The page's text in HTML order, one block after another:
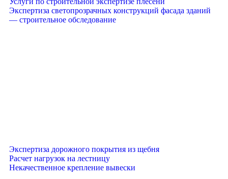
Экспертиза светопрозрачных конструкций фасада зданий
— строительное обследование
Экспертиза дорожного покрытия из щебня
Расчет нагрузок на лестницу
Некачественное крепление вывески